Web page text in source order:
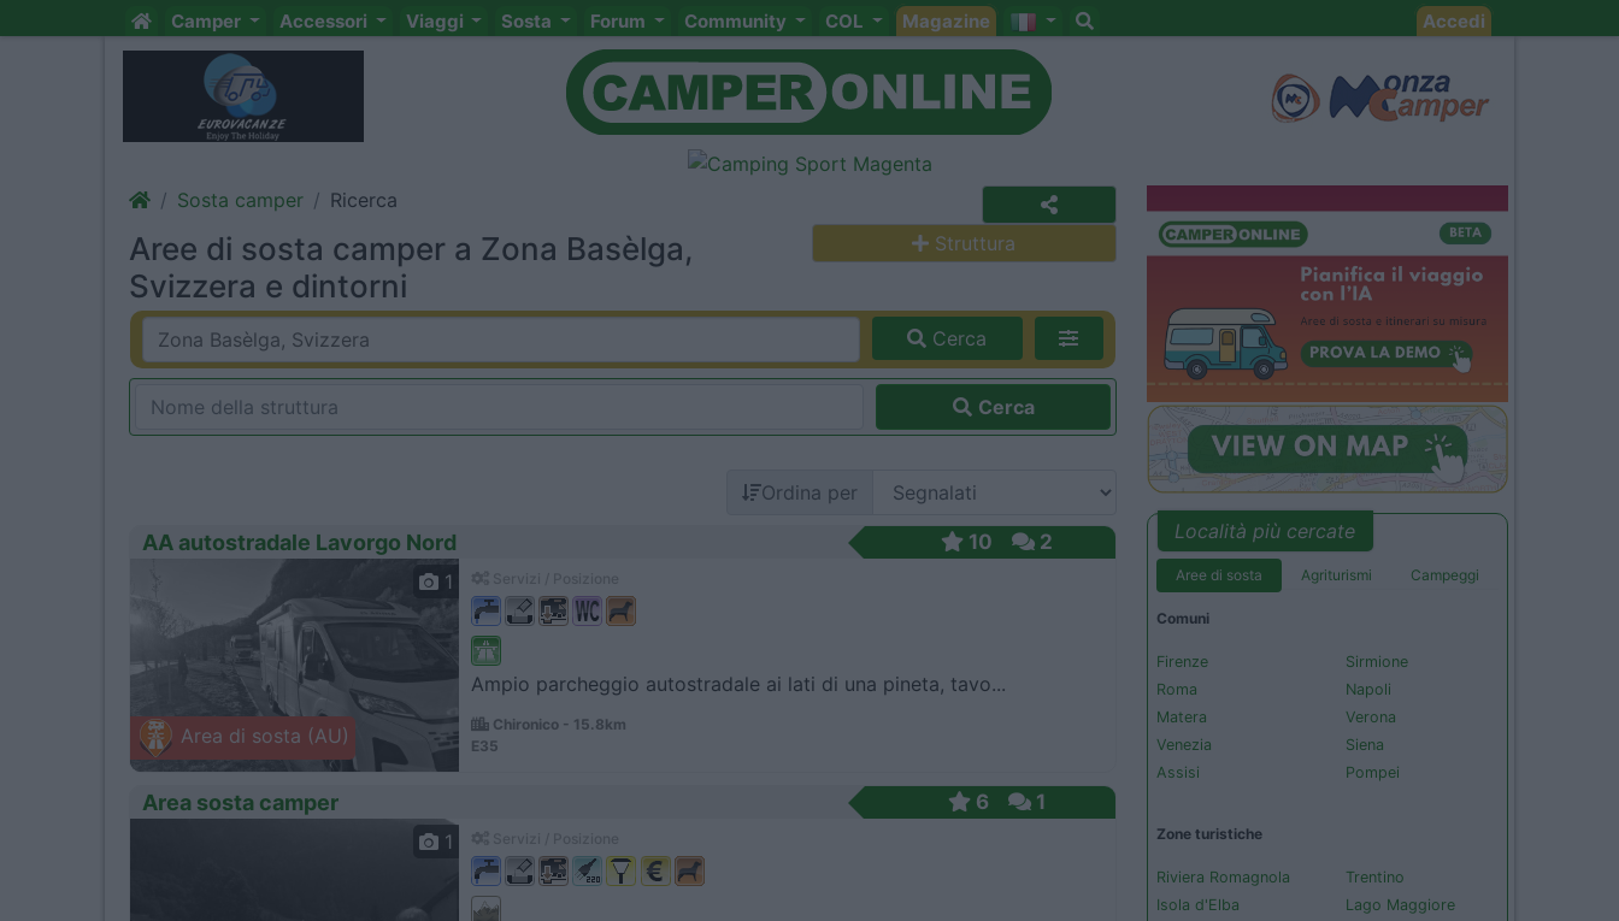
Camper Accessori Viaggi Sosta Forum Community COL Magazine Accedi
Sosta camper Ricerca
Aree di sosta camper a Zona Basèlga,
Svizzera e dintorni
Struttura
Cerca
Cerca
Ordina per
AA autostradale Lavorgo Nord 10 2
Area di sosta (AU)
1
Ampio parcheggio autostradale ai lati di una pineta, tavo...
Chironico - 15.8km
E35
Area sosta camper 6 1
1
Località più cercate
Aree di sosta Agriturismi Campeggi
Comuni
Firenze
Roma
Matera
Venezia
Assisi
Sirmione
Napoli
Verona
Siena
Pompei
Zone turistiche
Riviera Romagnola
Isola d'Elba
Trentino
Lago Maggiore